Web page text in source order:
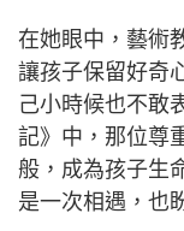
在她眼中，藝術
讓孩子保留好奇
己小時候也不敢
記》中，那位尊
般，成為孩子生
是一次相遇，也